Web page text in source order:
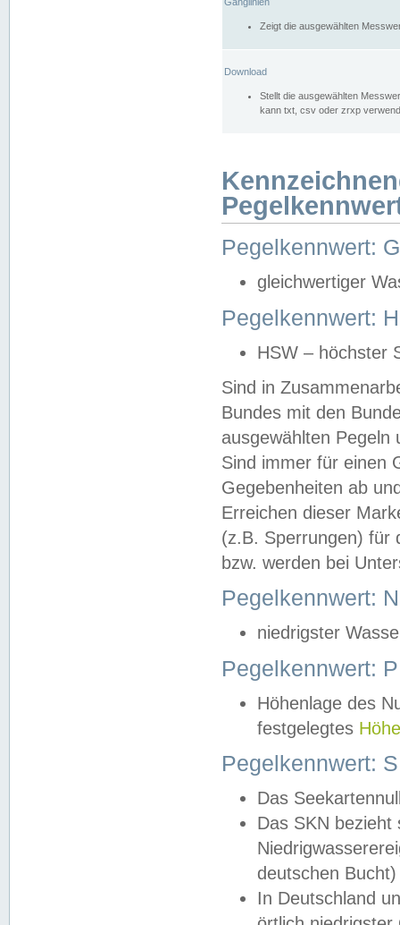
Zeigt die ausgewählten
Download
Stellt die ausgewählten
kann txt, csv oder zrxp
Pegelkennwert:
gleichwertiger
Pegelkennwert:
HSW – höchster
Sind in
Bundes mit den
ausgewählten
Sind immer für einen
Gegebenheiten ab
Erreichen dieser
(z.B. Sperrungen) für
bzw. werden bei
Pegelkennwert:
niedrigster
Pegelkennwert:
Höhenlage des
festgelegtes
Pegelkennwert:
Das
Das SKN
deutschen
In Deutschland